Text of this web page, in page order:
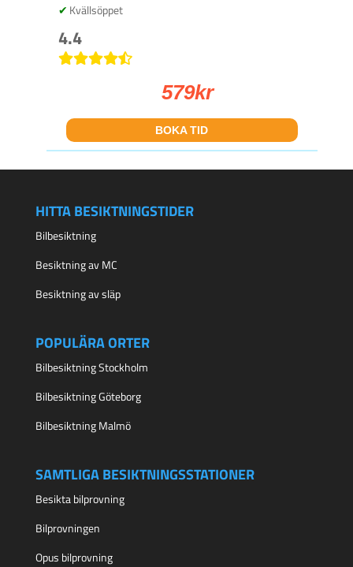
Kvällsöppet
4.4
579kr
BOKA TID
HITTA BESIKTNINGSTIDER
Bilbesiktning
Besiktning av MC
Besiktning av släp
POPULÄRA ORTER
Bilbesiktning Stockholm
Bilbesiktning Göteborg
Bilbesiktning Malmö
SAMTLIGA BESIKTNINGSSTATIONER
Besikta bilprovning
Bilprovningen
Opus bilprovning